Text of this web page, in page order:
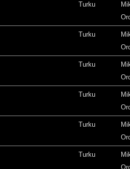
Turku
Turku
Turku
Turku
Turku
Turku